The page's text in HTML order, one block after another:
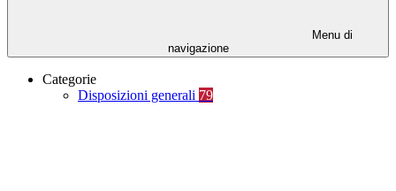
Menu di
navigazione
Categorie
Disposizioni generali 79